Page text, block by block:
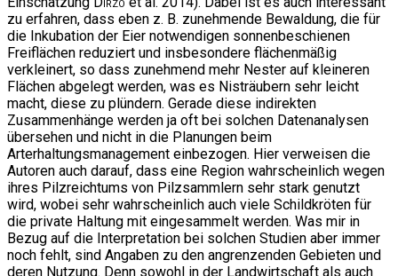
zu erfahren, dass eben z. B. zunehmende Bewaldung, die für
die Inkubation der Eier notwendigen sonnenbeschienen
Freiflächen reduziert und insbesondere flächenmäßig
verkleinert, so dass zunehmend mehr Nester auf kleineren
Flächen abgelegt werden, was es Nisträubern sehr leicht
macht, diese zu plündern. Gerade diese indirekten
Zusammenhänge werden ja oft bei solchen Datenanalysen
übersehen und nicht in die Planungen beim
Arterhaltungsmanagement einbezogen. Hier verweisen die
Autoren auch darauf, dass eine Region wahrscheinlich wegen
ihres Pilzreichtums von Pilzsammlern sehr stark genutzt
wird, wobei sehr wahrscheinlich auch viele Schildkröten für
die private Haltung mit eingesammelt werden. Was mir in
Bezug auf die Interpretation bei solchen Studien aber immer
noch fehlt, sind Angaben zu den angrenzenden Gebieten und
deren Nutzung. Denn sowohl in der Landwirtschaft als auch